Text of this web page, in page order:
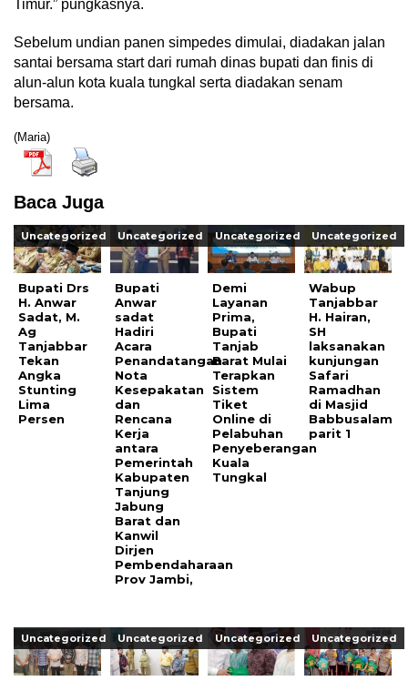
Timur.” pungkasnya.
Sebelum undian panen simpedes dimulai, diadakan jalan
santai bersama start dari rumah dinas bupati dan finis di
alun-alun kota kuala tungkal serta diadakan senam
bersama.
(Maria)
Baca Juga
Uncategorized
Bupati Drs
H. Anwar
Sadat, M.
Ag
Tanjabbar
Tekan
Angka
Stunting
Lima
Persen
Uncategorized
Bupati
Anwar
sadat
Hadiri
Acara
Penandatangan
Nota
Kesepakatan
dan
Rencana
Kerja
antara
Pemerintah
Kabupaten
Tanjung
Jabung
Barat dan
Kanwil
Dirjen
Pembendaharaan
Prov Jambi,
Uncategorized
Demi
Layanan
Prima,
Bupati
Tanjab
Barat Mulai
Terapkan
Sistem
Tiket
Online di
Pelabuhan
Penyeberangan
Kuala
Tungkal
Uncategorized
Wabup
Tanjabbar
H. Hairan,
SH
laksanakan
kunjungan
Safari
Ramadhan
di Masjid
Babbusalam
parit 1
Uncategorized Uncategorized Uncategorized Uncategorized